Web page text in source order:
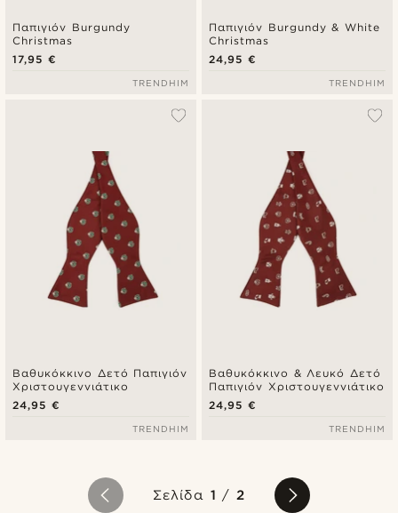
Παπιγιόν Burgundy
Christmas
17,95 €
TRENDHIM
Παπιγιόν Burgundy & White
Christmas
24,95 €
TRENDHIM
Βαθυκόκκινο Δετό Παπιγιόν
Χριστουγεννιάτικο
24,95 €
TRENDHIM
Βαθυκόκκινο & Λευκό Δετό
Παπιγιόν Χριστουγεννιάτικο
24,95 €
TRENDHIM
Σελίδα 1 / 2